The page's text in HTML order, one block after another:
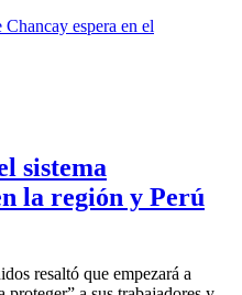
sistema
la región y Perú
resaltó que empezará a